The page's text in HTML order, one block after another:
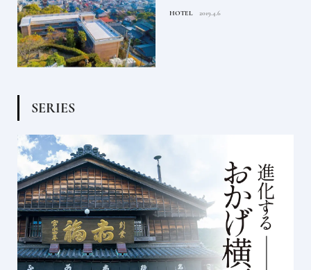
HOTEL 2019.4.6
SERIES